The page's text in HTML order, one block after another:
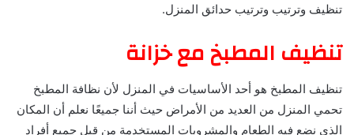
تنظيف وترتيب وترتيب حدائق المنزل.
تنظيف المطبخ مع خزانة
تنظيف المطبخ هو أحد الأساسيات في المنزل لأن نظافة المطبخ
تحمي المنزل من العديد من الأمراض حيث أننا جميعًا نعلم أن المكان
الذي نضع فيه الطعام والمشروبات المستخدمة من قبل جميع أفراد